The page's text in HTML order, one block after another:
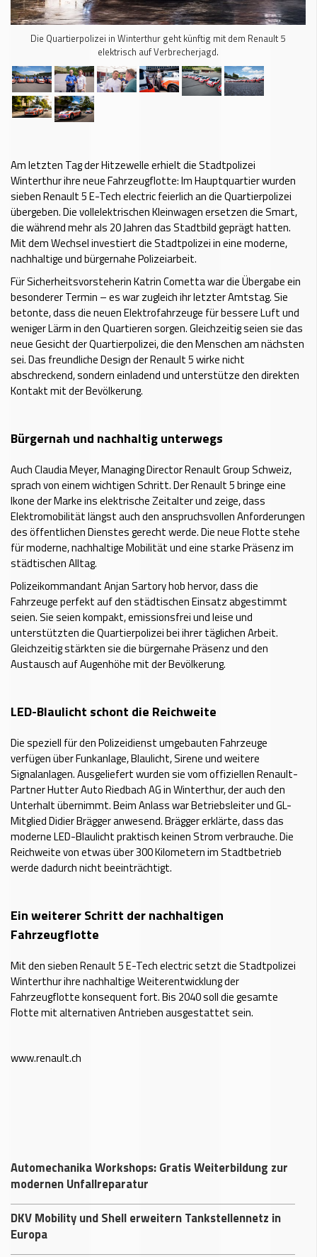
Die Quartierpolizei in Winterthur geht künftig mit dem Renault 5
elektrisch auf Verbrecherjagd.
Am letzten Tag der Hitzewelle erhielt die Stadtpolizei
Winterthur ihre neue Fahrzeugflotte: Im Hauptquartier wurden
sieben Renault 5 E-Tech electric feierlich an die Quartierpolizei
übergeben. Die vollelektrischen Kleinwagen ersetzen die Smart,
die während mehr als 20 Jahren das Stadtbild geprägt hatten.
Mit dem Wechsel investiert die Stadtpolizei in eine moderne,
nachhaltige und bürgernahe Polizeiarbeit.
Für Sicherheitsvorsteherin Katrin Cometta war die Übergabe ein
besonderer Termin – es war zugleich ihr letzter Amtstag. Sie
betonte, dass die neuen Elektrofahrzeuge für bessere Luft und
weniger Lärm in den Quartieren sorgen. Gleichzeitig seien sie das
neue Gesicht der Quartierpolizei, die den Menschen am nächsten
sei. Das freundliche Design der Renault 5 wirke nicht
abschreckend, sondern einladend und unterstütze den direkten
Kontakt mit der Bevölkerung.
Bürgernah und nachhaltig unterwegs
Auch Claudia Meyer, Managing Director Renault Group Schweiz,
sprach von einem wichtigen Schritt. Der Renault 5 bringe eine
Ikone der Marke ins elektrische Zeitalter und zeige, dass
Elektromobilität längst auch den anspruchsvollen Anforderungen
des öffentlichen Dienstes gerecht werde. Die neue Flotte stehe
für moderne, nachhaltige Mobilität und eine starke Präsenz im
städtischen Alltag.
Polizeikommandant Anjan Sartory hob hervor, dass die
Fahrzeuge perfekt auf den städtischen Einsatz abgestimmt
seien. Sie seien kompakt, emissionsfrei und leise und
unterstützten die Quartierpolizei bei ihrer täglichen Arbeit.
Gleichzeitig stärkten sie die bürgernahe Präsenz und den
Austausch auf Augenhöhe mit der Bevölkerung.
LED-Blaulicht schont die Reichweite
Die speziell für den Polizeidienst umgebauten Fahrzeuge
verfügen über Funkanlage, Blaulicht, Sirene und weitere
Signalanlagen. Ausgeliefert wurden sie vom offiziellen Renault-
Partner Hutter Auto Riedbach AG in Winterthur, der auch den
Unterhalt übernimmt. Beim Anlass war Betriebsleiter und GL-
Mitglied Didier Brägger anwesend. Brägger erklärte, dass das
moderne LED-Blaulicht praktisch keinen Strom verbrauche. Die
Reichweite von etwas über 300 Kilometern im Stadtbetrieb
werde dadurch nicht beeinträchtigt.
Ein weiterer Schritt der nachhaltigen
Fahrzeugflotte
Mit den sieben Renault 5 E-Tech electric setzt die Stadtpolizei
Winterthur ihre nachhaltige Weiterentwicklung der
Fahrzeugflotte konsequent fort. Bis 2040 soll die gesamte
Flotte mit alternativen Antrieben ausgestattet sein.
www.renault.ch
Automechanika Workshops: Gratis Weiterbildung zur
modernen Unfallreparatur
DKV Mobility und Shell erweitern Tankstellennetz in
Europa